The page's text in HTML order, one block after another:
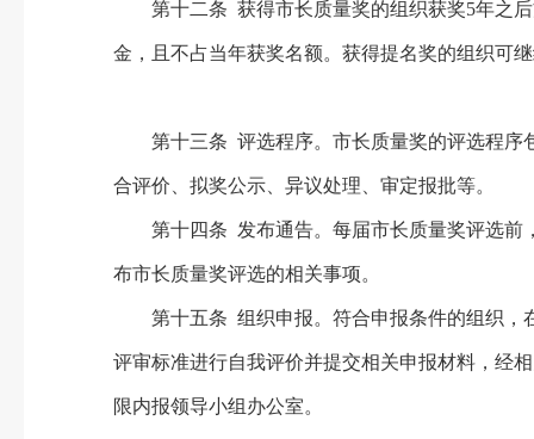
第十二条 获得市长质量奖的组织获奖5年之后
金，且不占当年获奖名额。获得提名奖的组织可
第十三条 评选程序。市长质量奖的评选程序
合评价、拟奖公示、异议处理、审定报批等。
第十四条 发布通告。每届市长质量奖评选前
布市长质量奖评选的相关事项。
第十五条 组织申报。符合申报条件的组织，
评审标准进行自我评价并提交相关申报材料，经
限内报领导小组办公室。